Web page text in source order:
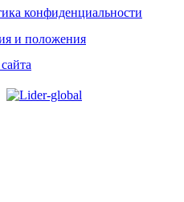
конфиденциальности
и положения